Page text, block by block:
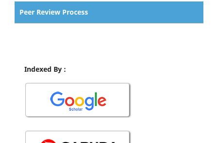
Peer Review Process
Indexed By :